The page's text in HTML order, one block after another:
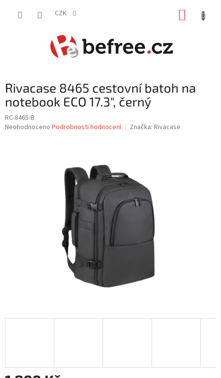
CZK
Rivacase 8465 cestovní batoh na
notebook ECO 17.3", černý
RC-8465-B
Průměrné
Neohodnoceno Podrobnosti hodnocení Značka: Rivacase